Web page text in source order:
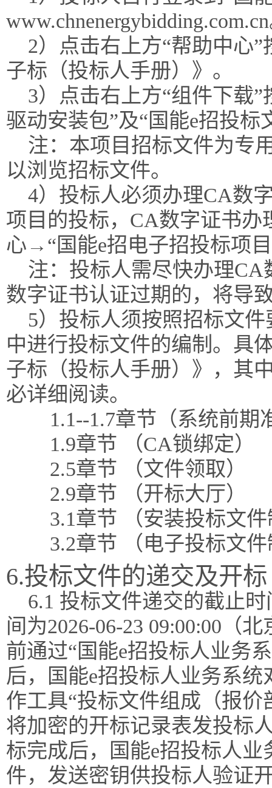
2）点击右上方“帮助中心
子标（投标人手册）》。
3）点击右上方“组件下载
驱动安装包”及“国能e招投标
注：本项目招标文件为专
以浏览招标文件。
4）投标人必须办理CA数
项目的投标，CA数字证书
心→“国能e招电子招投标项
注：投标人需尽快办理
数字证书认证过期的，将导
5）投标人须按照招标文
中进行投标文件的编制。具
子标（投标人手册）》，其
必详细阅读。
1.1--1.7章节（系统前期
1.9章节 （CA锁绑定）
2.5章节 （文件领取）
2.9章节 （开标大厅）
3.1章节 （安装投标文
3.2章节 （电子投标文
6.投标文件的递交及开标
6.1 投标文件递交的截止
间为2026-06-23 09:00:00（
前通过“国能e招投标人业务
后，国能e招投标人业务系
作工具“投标文件组成（报
将加密的开标记录表发投标
标完成后，国能e招投标人
件，发送密钥供投标人验证